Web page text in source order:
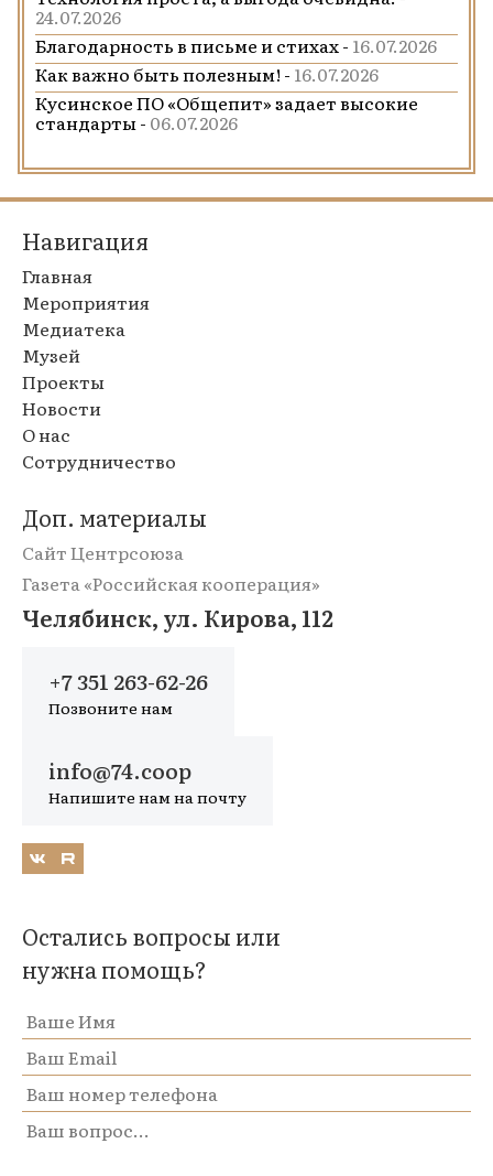
24.07.2026
Благодарность в письме и стихах - 16.07.2026
Как важно быть полезным! - 16.07.2026
Кусинское ПО «Общепит» задает высокие
стандарты - 06.07.2026
Навигация
Главная
Мероприятия
Медиатека
Музей
Проекты
Новости
О нас
Сотрудничество
Доп. материалы
Сайт Центрсоюза
Газета «Российская кооперация»
Челябинск, ул. Кирова, 112
+7 351 263-62-26
Позвоните нам
info@74.coop
Напишите нам на почту
Остались вопросы или
нужна помощь?